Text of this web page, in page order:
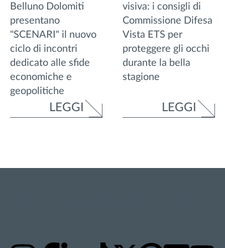
Belluno Dolomiti
presentano
"SCENARI" il nuovo
ciclo di incontri
dedicato alle sfide
economiche e
geopolitiche
LEGGI
visiva: i consigli di
Commissione Difesa
Vista ETS per
proteggere gli occhi
durante la bella
stagione
LEGGI